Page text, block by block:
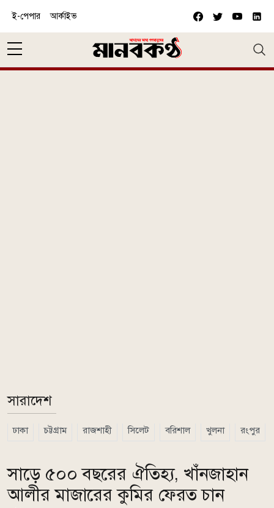
ই-পেপার আর্কাইভ
সারাদেশ
ঢাকা চট্টগ্রাম রাজশাহী সিলেট বরিশাল খুলনা রংপুর
সাড়ে ৫০০ বছরের ঐতিহ্য, খাঁনজাহান
আলীর মাজারের কুমির ফেরত চান